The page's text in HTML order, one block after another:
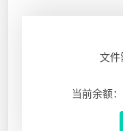
文件
当前余额